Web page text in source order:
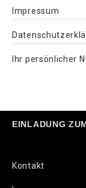
Impressum
Ihr persönlicher
EINLADUNG
Kontakt